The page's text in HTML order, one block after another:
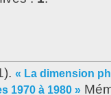
« La dimension
1970 à 1980 »